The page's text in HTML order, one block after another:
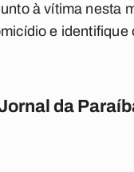
à vítima nesta
e identifique
da